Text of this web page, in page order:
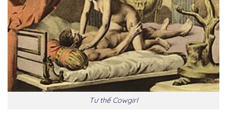
Tư thế Cowgirl